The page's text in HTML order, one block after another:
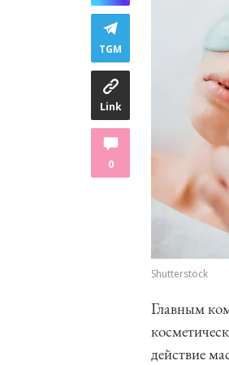
TGM
Link
0
Shutterstock
Главным
действие